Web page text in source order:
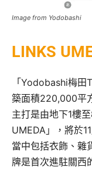
Image from Yodobashi
LINKS
「Yodobashi梅
築面積220,000平
主打是由地下1樓
UMEDA」，將於
當中包括衣飾、雜
牌是首次進駐關西